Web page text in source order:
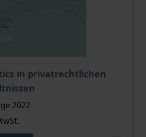
in privatrechtlichen
2022